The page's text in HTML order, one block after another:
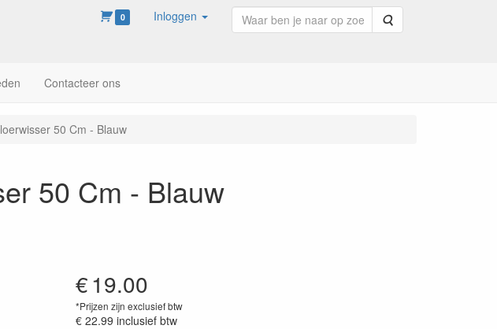
0 Inloggen Zoeken
Contacteer ons
50 Cm - Blauw
50 Cm - Blauw
€19.00
*Prijzen zijn exclusief btw
€ 22.99 inclusief btw